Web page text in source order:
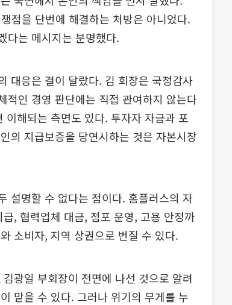
점을 단번에 해결하는 처방은 아니었다.
다는 메시지는 분명했다.
대응은 결이 달랐다. 김 회장은 국정감사
적인 경영 판단에는 직접 관여하지 않는다
해되는 측면도 있다. 투자자 자금과 포
의 지급보증을 당연시하는 것은 자본시장
설명할 수 없다는 점이다. 홈플러스의 자
, 협력업체 대금, 점포 운영, 고용 안정까
소비자, 지역 상권으로 번질 수 있다.
광일 부회장이 전면에 나선 것으로 알려
맡을 수 있다. 그러나 위기의 무게를 누